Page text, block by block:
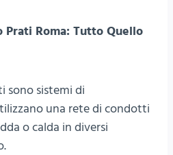
Prati Roma: Tutto Quello
sono sistemi di
una rete di condotti
o calda in diversi